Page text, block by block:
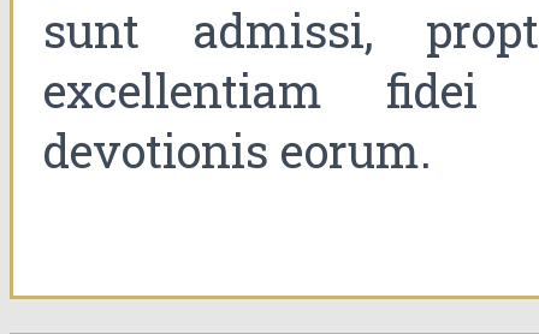
sunt admissi,
excellentiam fidei
devotionis eorum.